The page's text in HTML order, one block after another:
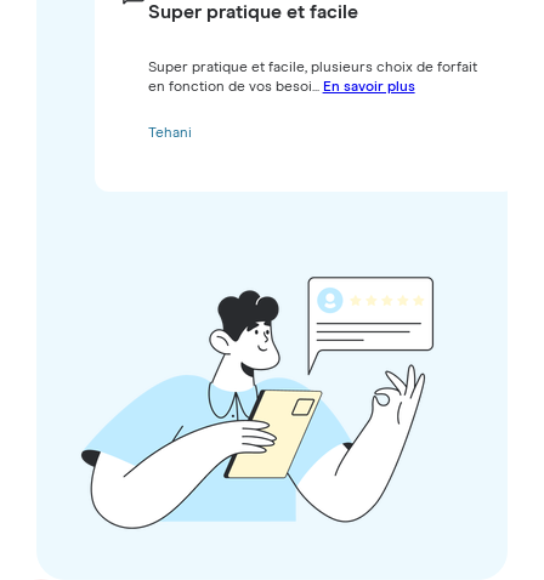
Super pratique et facile
Super pratique et facile, plusieurs choix de forfait
en fonction de vos besoi... En savoir plus
Tehani